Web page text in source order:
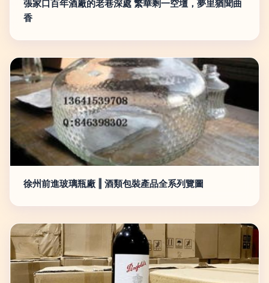
張家口百年酒廠的老巷深處 繁華剩一空壇，夢里猶聞曲
香
徐州前進玻璃瓶廠 ‖ 酒類包裝產品全系列覽圖